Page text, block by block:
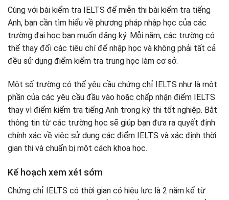
Cùng với bài kiểm tra IELTS để miễn thi bài kiểm tra tiếng
Anh, bạn cần tìm hiểu về phương pháp nhập học của các
trường đại học bạn muốn đăng ký. Mỗi năm, các trường có
thể thay đổi các tiêu chí để nhập học và không phải tất cả
đều sử dụng điểm kiểm tra trung học làm cơ sở.
Một số trường có thể yêu cầu chứng chỉ IELTS như là một
phần của các yêu cầu đầu vào hoặc chấp nhận điểm IELTS
thay vì điểm kiểm tra tiếng Anh trong kỳ thi tốt nghiệp. Bắt
thông tin từ các trường học sẽ giúp bạn đưa ra quyết định
chính xác về việc sử dụng các điểm IELTS và xác định thời
gian thi và chuẩn bị một cách khoa học.
Kế hoạch xem xét sớm
Chứng chỉ IELTS có thời gian có hiệu lực là 2 năm kể từ